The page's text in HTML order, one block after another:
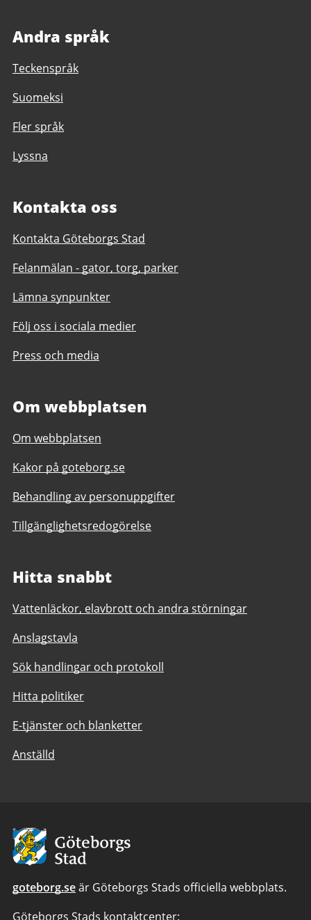
Andra språk
Teckenspråk
Suomeksi
Fler språk
Lyssna
Kontakta oss
Kontakta Göteborgs Stad
Felanmälan - gator, torg, parker
Lämna synpunkter
Följ oss i sociala medier
Press och media
Om webbplatsen
Om webbplatsen
Kakor på goteborg.se
Behandling av personuppgifter
Tillgänglighetsredogörelse
Hitta snabbt
Vattenläckor, elavbrott och andra störningar
Anslagstavla
Sök handlingar och protokoll
Hitta politiker
E-tjänster och blanketter
Anställd
Avsändare:
Göteborgs
Stad
goteborg.seär Göteborgs Stads officiella webbplats.
Göteborgs Stads kontaktcenter: